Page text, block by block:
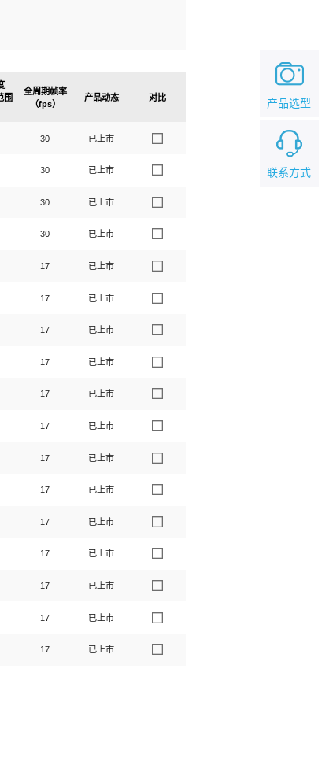
围
全周期帧率
（fps）
产品动态 对比
30 已上市
30 已上市
30 已上市
30 已上市
17 已上市
17 已上市
17 已上市
17 已上市
17 已上市
17 已上市
17 已上市
17 已上市
17 已上市
17 已上市
17 已上市
17 已上市
17 已上市
联系方式
产品选型